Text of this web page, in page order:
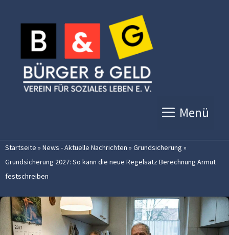
Inhalt
springen
Menü
Startseite » News - Aktuelle Nachrichten » Grundsicherung »
Grundsicherung 2027: So kann die neue Regelsatz Berechnung Armut
festschreiben